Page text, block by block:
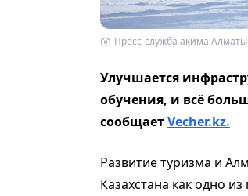
Пресс-служба акима Алматы
Улучшается
обучения, и всё
сообщаетVecher.kz.
Развитие туризма и
Казахстана как одно